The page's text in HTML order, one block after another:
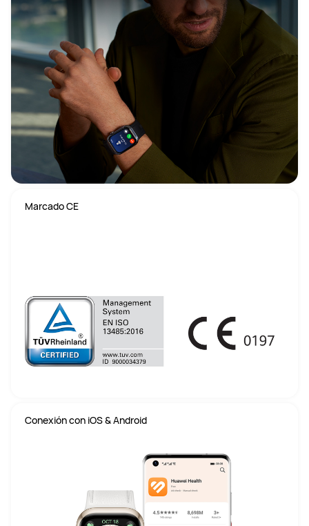
Marcado CE
Conexión con iOS & Android